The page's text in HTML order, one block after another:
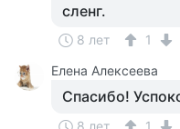
сленг.
8 лет
1
Елена Алексеева
Спасибо!
8 лет 1